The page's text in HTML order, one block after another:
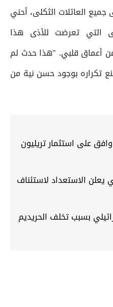
العائلات الثكلى، أحني
التي تعرضت للأذى هذا
أعماق قلبي. "هذا حدث لم
تكراره بوجود حسن نية من
على استثمار تريليون
يعلن الاستعداد لاستئناف
بسبب تخلف الحريديم